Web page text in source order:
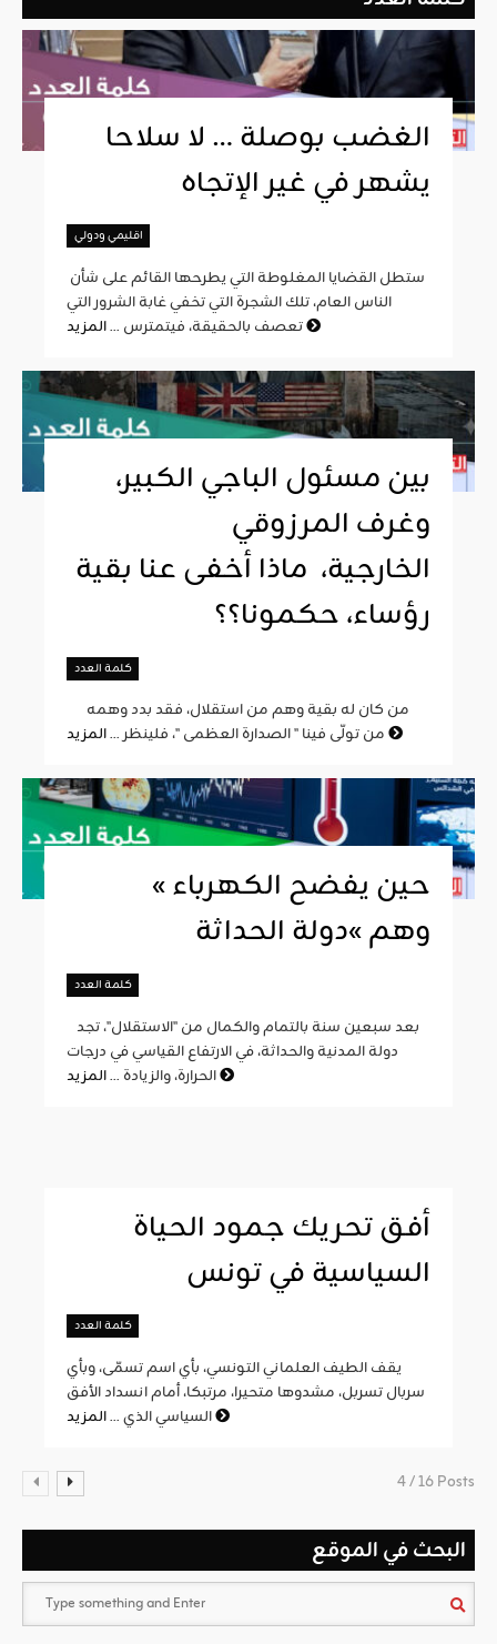
الغضب بوصلة … لا سلاحا
يشهر في غير الإتجاه
اقليمي ودولي
الناس العام، تلك الشجرة التي تخفي غابة الشرور التي
تعصف بالحقيقة، فيتمترس ...
بين مسئول الباجي الكبير،
وغرف المرزوقي
الخارجية، ماذا أخفى عنا بقية
رؤساء، حكمونا؟؟
كلمة العدد
من تولّى فينا " الصدارة العظمى "، فلينظر ...
« حين يفضح الكهرباء
وهم »دولة الحداثة
كلمة العدد
دولة المدنية والحداثة، في الارتفاع القياسي في درجات
الحرارة، والزيادة ...
أفق تحريك جمود الحياة
السياسية في تونس
كلمة العدد
يقف الطيف العلماني التونسي، بأي اسم تسمّى، وبأي
سربال تسربل، مشدوها متحيرا، مرتبكا، أمام انسداد الأفق
السياسي الذي ...
4 / 16 Posts
البحث في الموقع